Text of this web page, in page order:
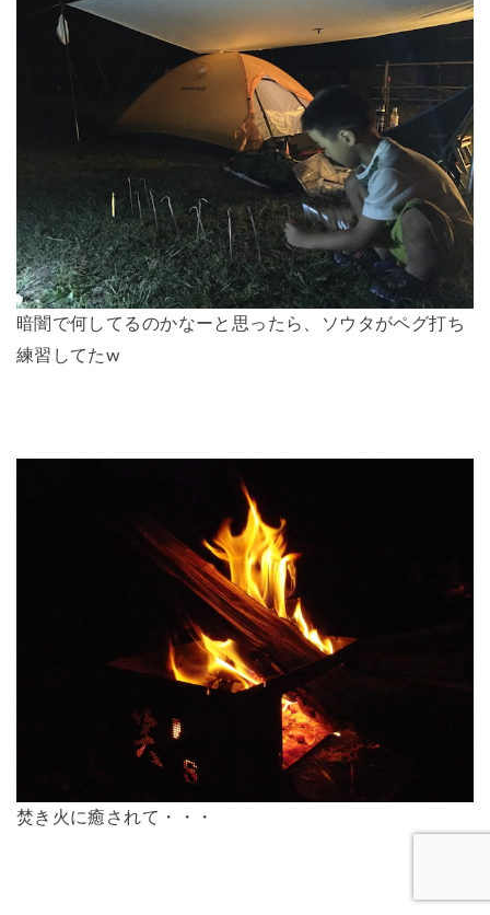
暗闇で何してるのかなーと思ったら、ソウタがペグ打ち
練習してたw
焚き火に癒されて・・・